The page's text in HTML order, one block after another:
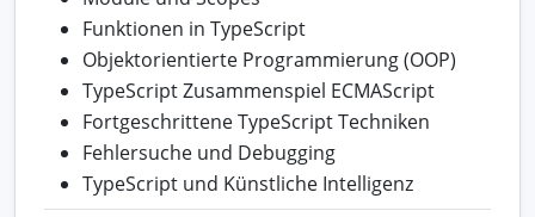
Funktionen in TypeScript
Objektorientierte Programmierung (OOP)
TypeScript Zusammenspiel ECMAScript
Fortgeschrittene TypeScript Techniken
Fehlersuche und Debugging
TypeScript und Künstliche Intelligenz